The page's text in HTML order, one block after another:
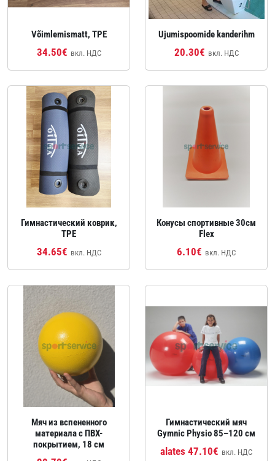
Võimlemismatt, TPE
34.50€ вкл. НДС
Ujumispoomide kanderihm
20.30€ вкл. НДС
Гимнастический коврик,
TPE
34.65€ вкл. НДС
Конусы спортивные 30см
Flex
6.10€ вкл. НДС
Мяч из вспененного
материала с ПВХ-
покрытием, 18 см
Гимнастический мяч
Gymnic Physio 85–120 см
alates 47.10€ вкл. НДС